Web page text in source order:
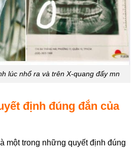
lúc nhổ ra và trên X-quang đấy mn
định đúng đắn của
một trong những quyết định đúng